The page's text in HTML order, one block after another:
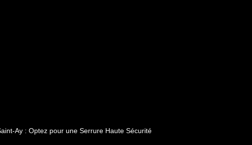
Ay : Optez pour une Serrure Haute Sécurité